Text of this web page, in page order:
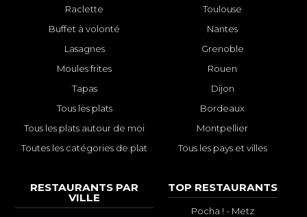
Raclette
Buffet à volonté
Lasagnes
Moules frites
Tapas
Tous les plats
Tous les plats autour de moi
Toutes les catégories de plat
Toulouse
Nantes
Grenoble
Rouen
Dijon
Bordeaux
Montpellier
Tous les pays et villes
RESTAURANTS PAR
VILLE
TOP RESTAURANTS
Pocha ! - Metz